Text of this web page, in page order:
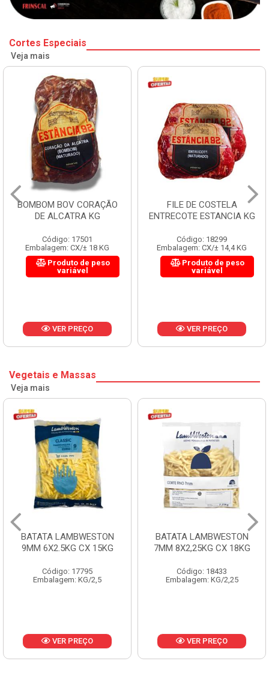
Cortes Especiais
Veja mais
BOMBOM BOV CORAÇÃO
DE ALCATRA KG
Código: 17501
Embalagem: CX/± 18 KG
Produto de peso
variável
VER PREÇO
FILE DE COSTELA
ENTRECOTE ESTANCIA KG
Código: 18299
Embalagem: CX/± 14,4 KG
Produto de peso
variável
VER PREÇO
Vegetais e Massas
Veja mais
BATATA LAMBWESTON
9MM 6X2.5KG CX 15KG
Código: 17795
Embalagem: KG/2,5
VER PREÇO
BATATA LAMBWESTON
7MM 8X2,25KG CX 18KG
Código: 18433
Embalagem: KG/2,25
VER PREÇO